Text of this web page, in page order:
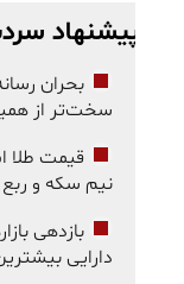
سردبیر
بحران رسانه‌ها
سخت‌تر از همیشه
قیمت طلا امروز
نیم سکه و ربع سکه
دارایی بیشترین سود